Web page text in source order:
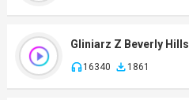
Gliniarz Z Beverly Hills
16340 1861